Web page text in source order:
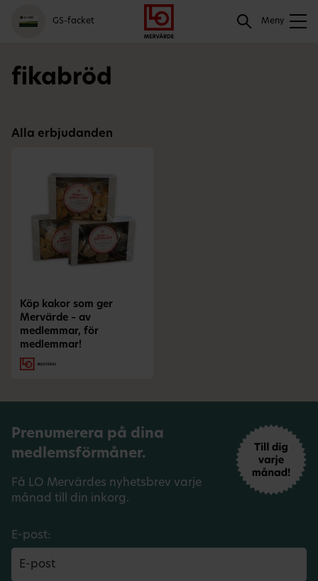
Gå
till
meny
Logga
in
Hoppa
till
innehåll
GS-facket Meny
Sök
fikabröd
Alla erbjudanden
Köp kakor som ger
Mervärde – av
medlemmar, för
medlemmar!
Prenumerera på dina
medlemsförmåner.
Få LO Mervärdes nyhetsbrev varje
månad till din inkorg.
E-post: